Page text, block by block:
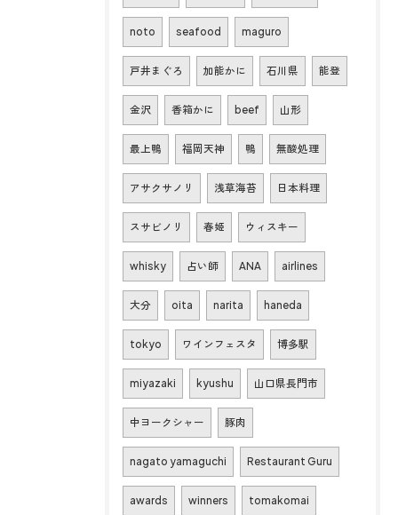
noto seafood maguro
戸井まぐろ 加能かに 石川県 能登
金沢 香箱かに beef 山形
最上鴨 福岡天神 鴨 無酸処理
アサクサノリ 浅草海苔 日本料理
スサビノリ 春姫 ウィスキー
whisky 占い師 ANA airlines
大分 oita narita haneda
tokyo ワインフェスタ 博多駅
miyazaki kyushu 山口県長門市
中ヨークシャー 豚肉
nagato yamaguchi Restaurant Guru
awards winners tomakomai